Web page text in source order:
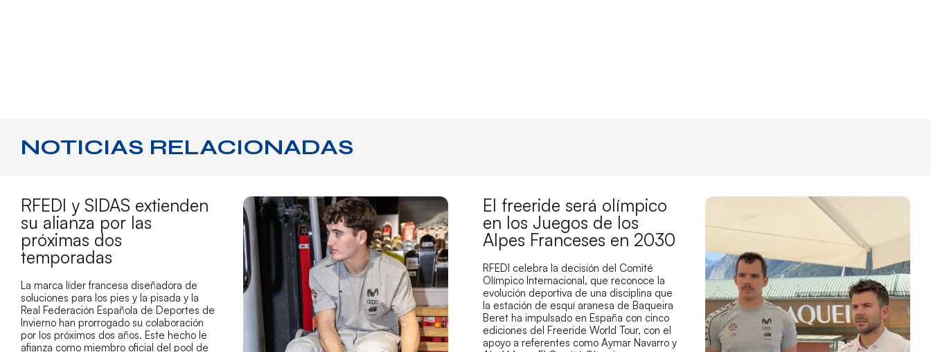
NOTICIAS RELACIONADAS
RFEDI y SIDAS extienden
su alianza por las
próximas dos
temporadas
La marca líder francesa diseñadora de
soluciones para los pies y la pisada y la
Real Federación Española de Deportes de
Invierno han prorrogado su colaboración
por los próximos dos años. Este hecho le
afianza como miembro oficial del pool de
El freeride será olímpico
en los Juegos de los
Alpes Franceses en 2030
RFEDI celebra la decisión del Comité
Olímpico Internacional, que reconoce la
evolución deportiva de una disciplina que
la estación de esquí aranesa de Baqueira
Beret ha impulsado en España con cinco
ediciones del Freeride World Tour, con el
apoyo a referentes como Aymar Navarro y